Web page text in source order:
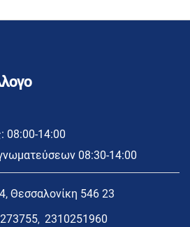
08:00-14:00
08:30-14:00
Θεσσαλονίκη 546 23
, 2310251960